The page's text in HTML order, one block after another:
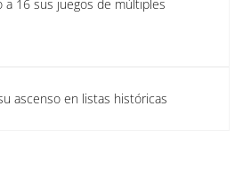
a 16 sus juegos de múltiples
ascenso en listas históricas